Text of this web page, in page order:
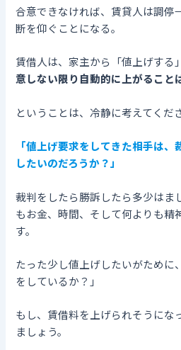
合意できなければ、賃貸人は調
断を仰ぐことになる。
賃借人は、家主から「値上げする
意しない限り自動的に上がること
ということは、冷静に考えてくだ
「値上げ要求をしてきた相手は
したいのだろうか？」
裁判をしたら勝訴したら多少はま
もお金、時間、そして何よりも精
す。
たった少し値上げしたいがために
をしているか？」
もし、賃借料を上げられそうにな
ましょう。